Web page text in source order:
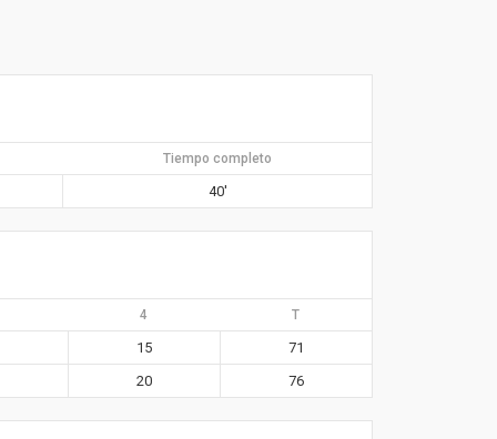
Tiempo completo
40′
4 T
15
71
20
76